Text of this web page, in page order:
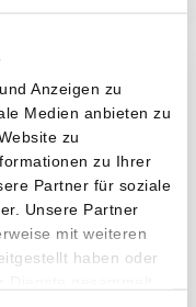
Anzeigen zu
Medien anbieten zu
zu
zu Ihrer
Partner für soziale
Unsere Partner
mit weiteren
haben oder
hebben als
toegepast op